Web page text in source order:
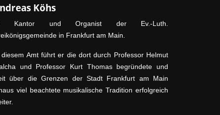
Köhs
Kantor und Organist der Ev.-Luth.
in Frankfurt am Main.
diesem Amt führt er die dort durch Professor Helmut
und Professor Kurt Thomas begründete und
über die Grenzen der Stadt Frankfurt am Main
viel beachtete musikalische Tradition erfolgreich